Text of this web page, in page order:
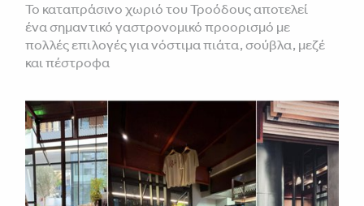
Το καταπράσινο χωριό του Τροόδους αποτελεί
ένα σημαντικό γαστρονομικό προορισμό με
πολλές επιλογές για νόστιμα πιάτα, σούβλα, μεζέ
και πέστροφα